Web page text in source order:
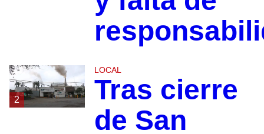
2
LOCAL
Tras cierre
de San